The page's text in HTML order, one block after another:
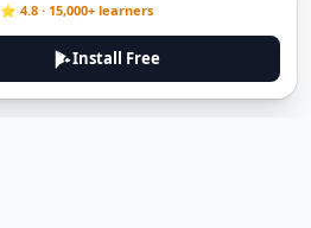
⭐ 4.8 · 15,000+ learners
Install Free